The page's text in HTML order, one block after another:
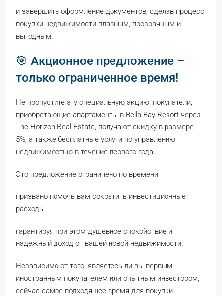
и завершить оформление документов, сделав процесс
покупки недвижимости плавным, прозрачным и
выгодным.
🎯 Акционное предложение –
только ограниченное время!
Не пропустите эту специальную акцию: покупатели,
приобретающие апартаменты в Bella Bay Resort через
The Horizon Real Estate, получают скидку в размере
5%, а также бесплатные услуги по управлению
недвижимостью в течение первого года.
Это предложение ограничено по времени
призвано помочь вам сократить инвестиционные
расходы
гарантируя при этом душевное спокойствие и
надежный доход от вашей новой недвижимости.
Независимо от того, являетесь ли вы первым
иностранным покупателем или опытным инвестором,
сейчас самое подходящее время для покупки